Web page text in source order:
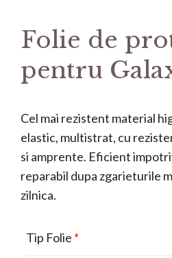
Folie de
pentru
Cel mai rezistent material
elastic, multistrat, cu
si amprente. Eficient
reparabil dupa zgarieturile
zilnica.
Tip Folie *